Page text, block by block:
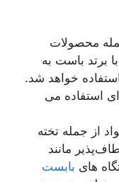
محصولات
برتد باست به
خواهد شد.
ای استفاده می‌
از جمله تخته
مانند
های بابست